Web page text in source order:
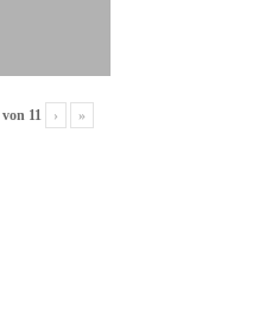
von 11 › »